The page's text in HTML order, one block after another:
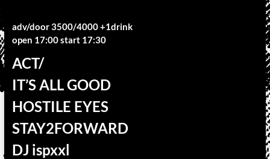
adv/door 3500/4000 +1drink
open 17:00 start 17:30
ACT/
IT’S ALL GOOD
HOSTILE EYES
STAY2FORWARD
DJ ispxxl